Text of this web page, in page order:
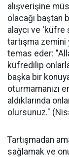
alışverişine
olacağı baştan
alaycı ve
tartışma
temas eder:
küfredilip
başka bir
oturmamanızı
aldıklarında
olursunuz."
Tartışmadan
sağlamak ve